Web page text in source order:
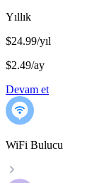
Yıllık
$24.99/yıl
$2.49/ay
Devam et
WiFi Bulucu